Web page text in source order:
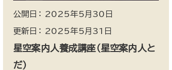
公開日： 2025年5月30日
更新日： 2025年5月31日
星空案内人養成講座（星空案内人と
だ）